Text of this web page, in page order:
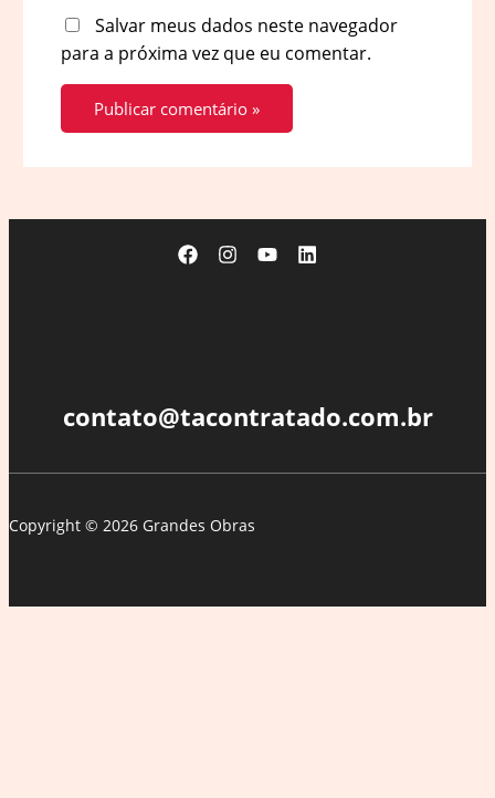
Salvar meus dados neste navegador
para a próxima vez que eu comentar.
contato@tacontratado.com.br
Copyright © 2026 Grandes Obras